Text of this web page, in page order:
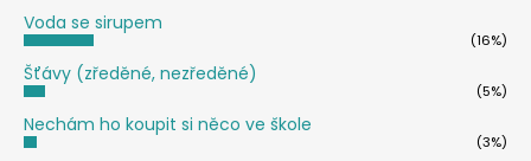
Voda se sirupem
(16%)
Šťávy (zředěné, nezředěné)
(5%)
Nechám ho koupit si něco ve škole
(3%)